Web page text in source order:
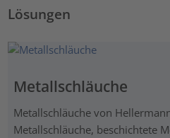
Lösungen
Metallschläuche
Metallschläuche von
Metallschläuche, beschichtete